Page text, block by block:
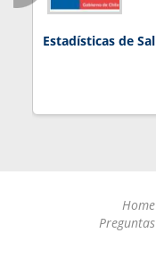
Estadísticas de
Home